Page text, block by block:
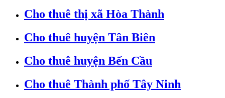
Cho thuê thị xã Hòa Thành
Cho thuê huyện Tân Biên
Cho thuê huyện Bến Cầu
Cho thuê Thành phố Tây Ninh